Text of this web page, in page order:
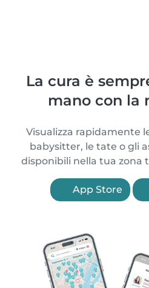
La cura è
mano con la
Visualizza rapidamente
babysitter, le tate o gli
disponibili nella tua zona
App Store